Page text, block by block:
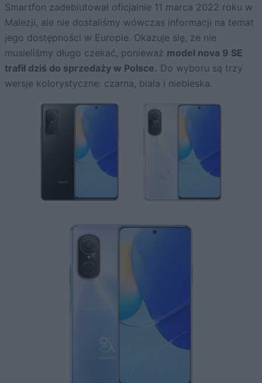
Smartfon zadebiutował oficjalnie 11 marca 2022 roku w
Malezji, ale nie dostaliśmy wówczas informacji na temat
jego dostępności w Europie. Okazuje się, że nie
musieliśmy długo czekać, ponieważ model nova 9 SE
trafił dziś do sprzedaży w Polsce. Do wyboru są trzy
wersje kolorystyczne: czarna, biała i niebieska.